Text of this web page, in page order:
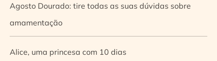
Agosto Dourado: tire todas as suas dúvidas sobre
amamentação
Alice, uma princesa com 10 dias